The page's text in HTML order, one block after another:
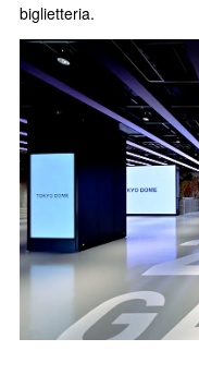
biglietteria.